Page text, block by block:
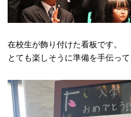
在校生が飾り付けた看板です。
とても楽しそうに準備を手伝って